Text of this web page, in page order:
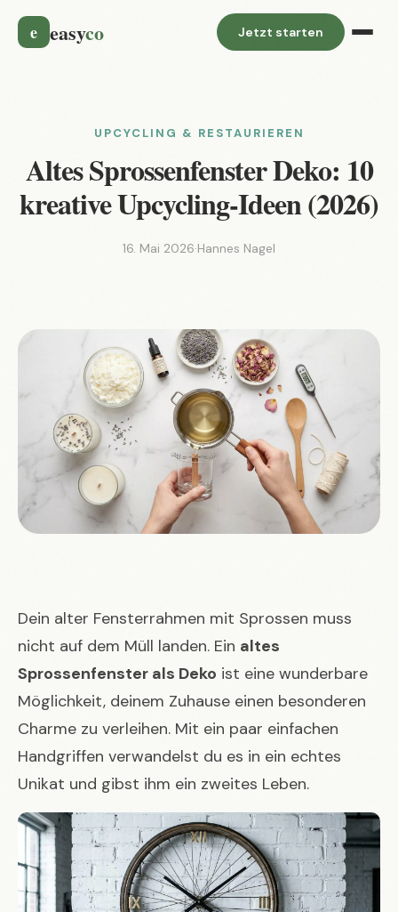
e easyco Jetzt starten
UPCYCLING & RESTAURIEREN
Altes Sprossenfenster Deko: 10
kreative Upcycling-Ideen (2026)
16. Mai 2026·Hannes Nagel
Dein alter Fensterrahmen mit Sprossen muss
nicht auf dem Müll landen. Ein altes
Sprossenfenster als Deko ist eine wunderbare
Möglichkeit, deinem Zuhause einen besonderen
Charme zu verleihen. Mit ein paar einfachen
Handgriffen verwandelst du es in ein echtes
Unikat und gibst ihm ein zweites Leben.